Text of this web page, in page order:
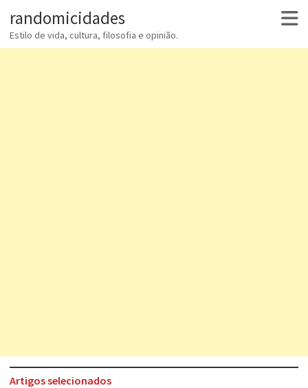
randomicidades
Estilo de vida, cultura, filosofia e opinião.
Artigos selecionados